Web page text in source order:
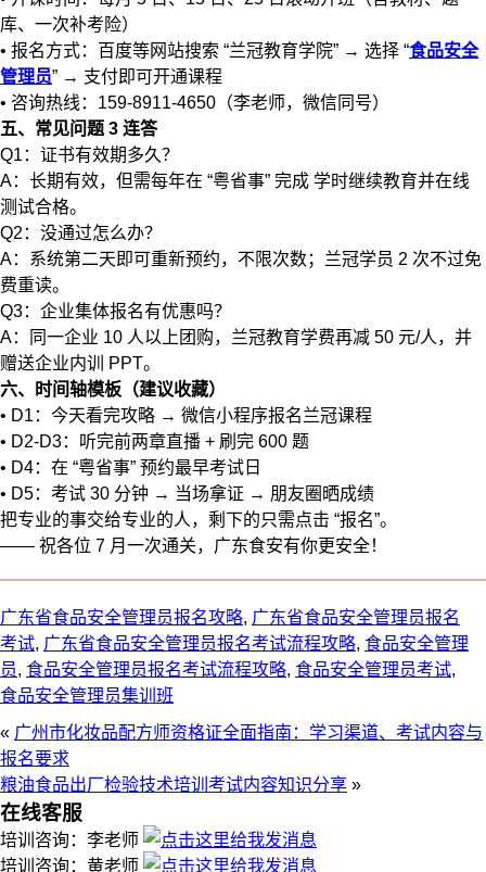
库、一次补考险）
• 报名方式：百度等网站搜索 “兰冠教育学院” → 选择 “食品安全
管理员” → 支付即可开通课程
• 咨询热线：159-8911-4650（李老师，微信同号）
五、常见问题 3 连答
Q1：证书有效期多久？
A：长期有效，但需每年在 “粤省事” 完成 学时继续教育并在线
测试合格。
Q2：没通过怎么办？
A：系统第二天即可重新预约，不限次数；兰冠学员 2 次不过免
费重读。
Q3：企业集体报名有优惠吗？
A：同一企业 10 人以上团购，兰冠教育学费再减 50 元/人，并
赠送企业内训 PPT。
六、时间轴模板（建议收藏）
• D1：今天看完攻略 → 微信小程序报名兰冠课程
• D2-D3：听完前两章直播 + 刷完 600 题
• D4：在 “粤省事” 预约最早考试日
• D5：考试 30 分钟 → 当场拿证 → 朋友圈晒成绩
把专业的事交给专业的人，剩下的只需点击 “报名”。
—— 祝各位 7 月一次通关，广东食安有你更安全！
广东省食品安全管理员报名攻略, 广东省食品安全管理员报名
考试, 广东省食品安全管理员报名考试流程攻略, 食品安全管理
员, 食品安全管理员报名考试流程攻略, 食品安全管理员考试,
食品安全管理员集训班
« 广州市化妆品配方师资格证全面指南：学习渠道、考试内容与
报名要求
粮油食品出厂检验技术培训考试内容知识分享 »
在线客服
培训咨询：李老师
培训咨询：黄老师